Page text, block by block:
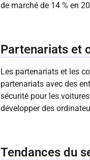
de marché de 14 % en
Partenariats et
Les partenariats et les
partenariats avec des
sécurité pour les
développer des
Tendances du